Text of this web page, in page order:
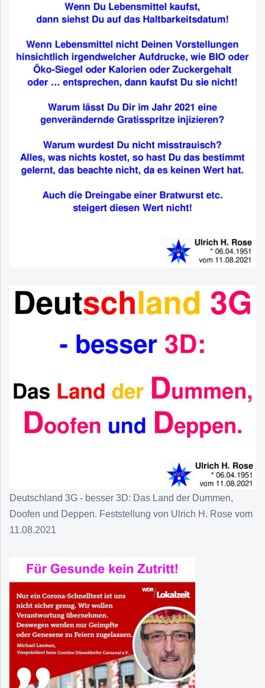
Deutschland 3G - besser 3D: Das Land der Dummen,
Doofen und Deppen. Feststellung von Ulrich H. Rose vom
11.08.2021